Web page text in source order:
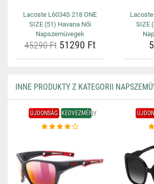
Lacoste L6034S 218 ONE
SIZE (51) Havana Női
Napszemüvegek
45290 Ft51290 Ft
SIZE
INNE PRODUKTY Z KATEGORII
ÚJDONSÁG KEDVEZMÉNY